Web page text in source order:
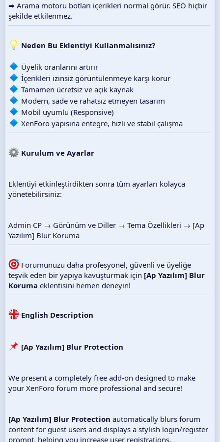
➡ Arama motoru botları içerikleri normal görür. SEO hiçbir
şekilde etkilenmez.
Neden Bu Eklentiyi Kullanmalısınız?
Üyelik oranlarını artırır
İçerikleri izinsiz görüntülenmeye karşı korur
Tamamen ücretsiz ve açık kaynak
Modern, sade ve rahatsız etmeyen tasarım
Mobil uyumlu (Responsive)
XenForo yapısına entegre, hızlı ve stabil çalışma
Kurulum ve Ayarlar
Eklentiyi etkinleştirdikten sonra tüm ayarları kolayca
yönetebilirsiniz:
Admin CP → Görünüm ve Diller → Tema Özellikleri → [Ap
Yazılım] Blur Koruma
Forumunuzu daha profesyonel, güvenli ve üyeliğe
teşvik eden bir yapıya kavuşturmak için [Ap Yazılım] Blur
Koruma eklentisini hemen deneyin!
English Description
[Ap Yazılım] Blur Protection
We present a completely free add-on designed to make
your XenForo forum more professional and secure!
[Ap Yazılım] Blur Protection automatically blurs forum
content for guest users and displays a stylish login/register
prompt, helping you increase user registrations.